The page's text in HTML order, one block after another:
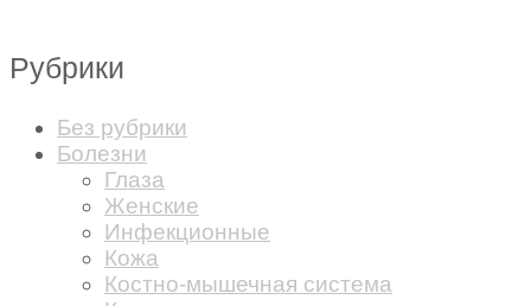
Рубрики
Без рубрики
Болезни
Глаза
Женские
Инфекционные
Кожа
Костно-мышечная система